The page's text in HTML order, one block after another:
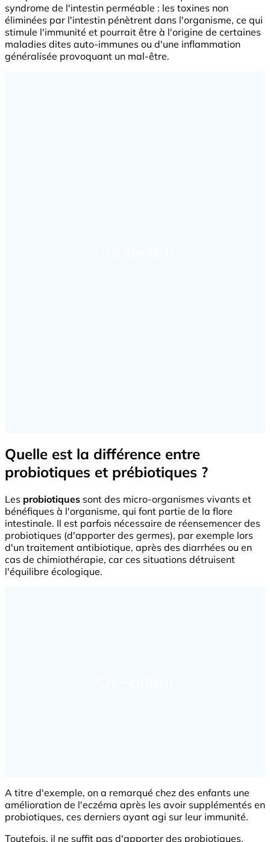
syndrome de l'intestin perméable : les toxines non
éliminées par l'intestin pénètrent dans l'organisme, ce qui
stimule l'immunité et pourrait être à l'origine de certaines
maladies dites auto-immunes ou d'une inflammation
généralisée provoquant un mal-être.
Quelle est la différence entre
probiotiques et prébiotiques ?
Les probiotiques sont des micro-organismes vivants et
bénéfiques à l'organisme, qui font partie de la flore
intestinale. Il est parfois nécessaire de réensemencer des
probiotiques (d'apporter des germes), par exemple lors
d'un traitement antibiotique, après des diarrhées ou en
cas de chimiothérapie, car ces situations détruisent
l'équilibre écologique.
A titre d'exemple, on a remarqué chez des enfants une
amélioration de l'eczéma après les avoir supplémentés en
probiotiques, ces derniers ayant agi sur leur immunité.
Toutefois, il ne suffit pas d'apporter des probiotiques,